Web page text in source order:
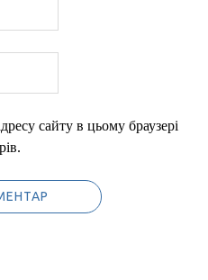
сайту в цьому браузері